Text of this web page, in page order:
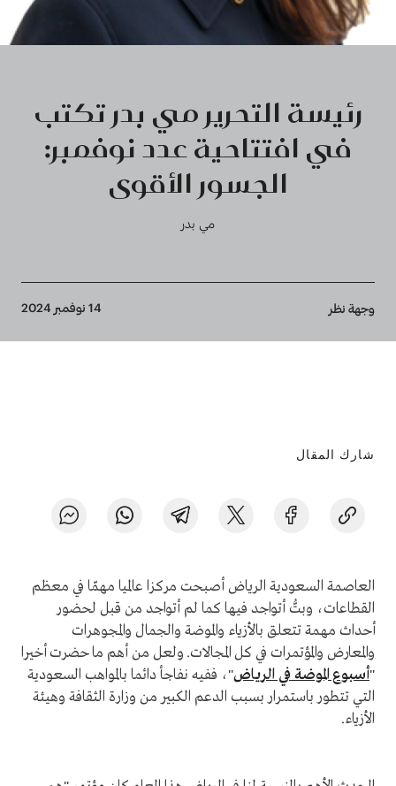
رئيسة التحرير مي بدر تكتب
في افتتاحية عدد نوفمبر:
الجسور الأقوى
مي بدر
Breadcrumb
وجهة نظر 14 نوفمبر 2024
شارك المقال
العاصمة السعودية الرياض أصبحت مركزا عالميا مهمّا في معظم
القطاعات، وبتُّ أتواجد فيها كما لم أتواجد من قبل لحضور
أحداث مهمة تتعلق بالأزياء والموضة والجمال والمجوهرات
والمعارض والمؤتمرات في كل المجالات. ولعل من أهم ما حضرت أخيرا
"أسبوع الموضة في الرياض"، ففيه نفاجأ دائما بالمواهب السعودية
التي تتطور باستمرار بسبب الدعم الكبير من وزارة الثقافة وهيئة
الأزياء.